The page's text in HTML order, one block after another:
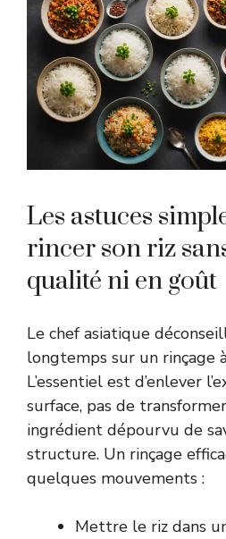
Les astuces
rincer son riz
qualité ni en goût
Le chef asiatique
longtemps sur un rinçage
L’essentiel est d’enlever
surface, pas de
ingrédient dépourvu de
structure. Un rinçage
quelques mouvements :
Mettre le riz dans